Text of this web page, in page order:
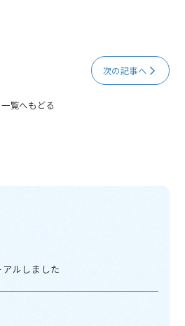
一覧へもどる
次の記事へ
ルしました